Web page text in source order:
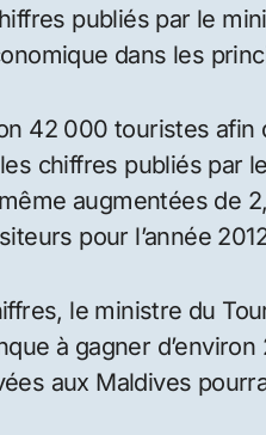
publiés par le
dans les
42 000 touristes afin
chiffres publiés par
augmentées de
pour l’année
le ministre du
à gagner
aux Maldives